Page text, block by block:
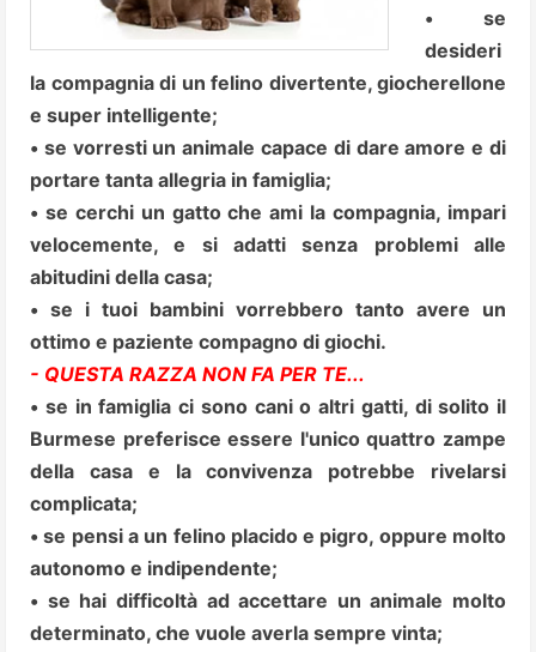
• se
desideri
la compagnia di un felino divertente, giocherellone
e super intelligente;
• se vorresti un animale capace di dare amore e di
portare tanta allegria in famiglia;
• se cerchi un gatto che ami la compagnia, impari
velocemente, e si adatti senza problemi alle
abitudini della casa;
• se i tuoi bambini vorrebbero tanto avere un
ottimo e paziente compagno di giochi.
- QUESTA RAZZA NON FA PER TE...
• se in famiglia ci sono cani o altri gatti, di solito il
Burmese preferisce essere l'unico quattro zampe
della casa e la convivenza potrebbe rivelarsi
complicata;
• se pensi a un felino placido e pigro, oppure molto
autonomo e indipendente;
• se hai difficoltà ad accettare un animale molto
determinato, che vuole averla sempre vinta;